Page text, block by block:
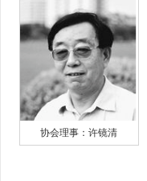
协会理事：许镜清